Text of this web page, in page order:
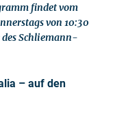
findet vom
von 10:30
des Schliemann-
– auf den